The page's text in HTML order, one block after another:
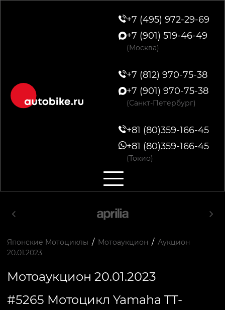
+7 (495) 972-29-69
+7 (901) 519-46-49
(Москва)
+7 (812) 970-75-38
+7 (901) 970-75-38
(Санкт-Петербург)
+81 (80)359-166-45
+81 (80)359-166-45
(Токио)
Японские Мотоциклы / Мотоаукцион / Аукцион
20.01.2023
Мотоаукцион 20.01.2023
#5265 Мотоцикл Yamaha TT-